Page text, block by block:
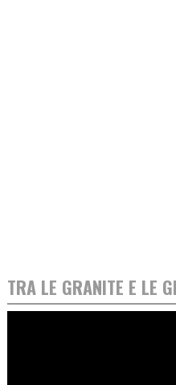
TRA LE GRANITE E LE